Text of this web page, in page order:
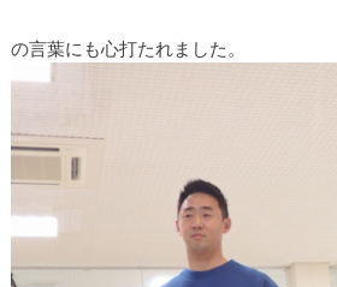
の言葉にも心打たれました。